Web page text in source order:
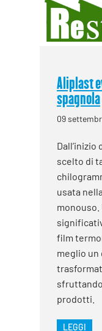
Aliplast
spagnola
09
Dall’inizio
scelto di
usata
monouso.
film
meglio un
prodotti.
LEGGI